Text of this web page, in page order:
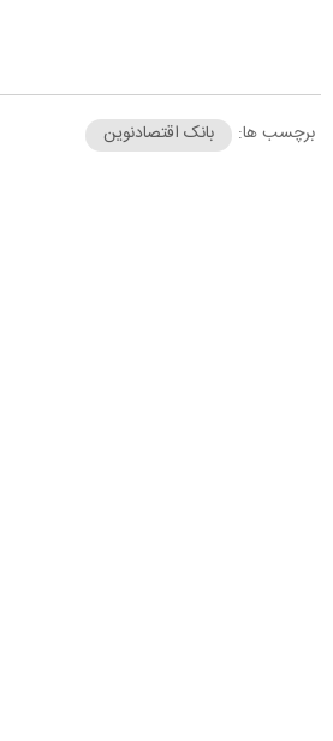
برچسب ها: بانک اقتصادنوین